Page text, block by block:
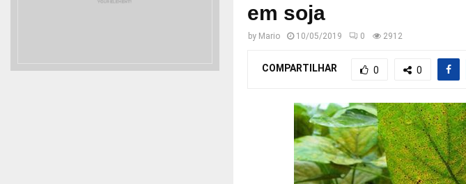
em soja
by Mario 10/05/2019 0 2912
COMPARTILHAR 0 0